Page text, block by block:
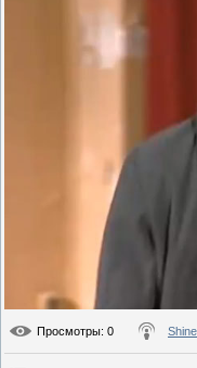
Просмотры: 0